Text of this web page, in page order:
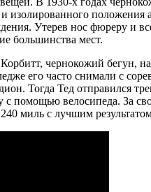
Утерев нос фюреру и
большинства мест.
чернокожий бегун,
его часто снимали с
Тогда Тед отправился
помощью велосипеда. За
миль с лучшим